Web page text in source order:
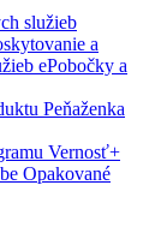
služieb
a
ePobočky a
Peňaženka
Vernosť+
Opakované